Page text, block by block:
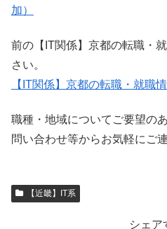
加）
前の【IT関係】京都の転職・
さい。
【IT関係】京都の転職・就職
職種・地域についてご要望の
問い合わせ等からお気軽にご
【近畿】IT系
シェア